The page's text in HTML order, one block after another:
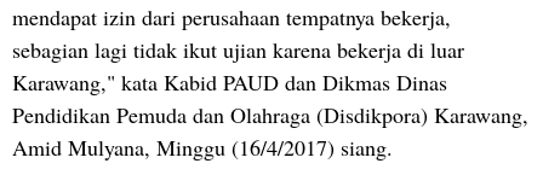
mendapat izin dari perusahaan tempatnya bekerja,
sebagian lagi tidak ikut ujian karena bekerja di luar
Karawang," kata Kabid PAUD dan Dikmas Dinas
Pendidikan Pemuda dan Olahraga (Disdikpora) Karawang,
Amid Mulyana, Minggu (16/4/2017) siang.